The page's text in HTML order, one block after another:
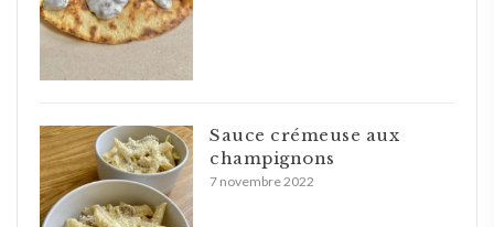
Sauce crémeuse aux
champignons
7 novembre 2022